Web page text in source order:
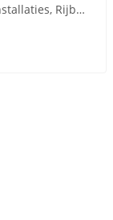
Elektrotechniek, Gebouwgebonden installaties, Rijbewijs